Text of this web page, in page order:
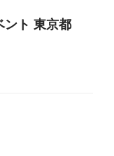
ント 東京都